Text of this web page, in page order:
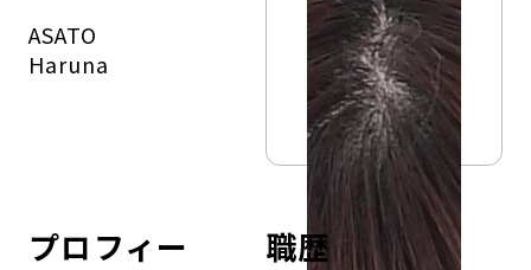
関連事業
IRカレンダー
社会
ASATO
Haruna
プロフィー
職歴